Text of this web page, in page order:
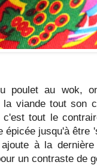
poulet au wok,
la viande tout son
tout le
épicée jusqu'à être
ajoute à la
un contraste de